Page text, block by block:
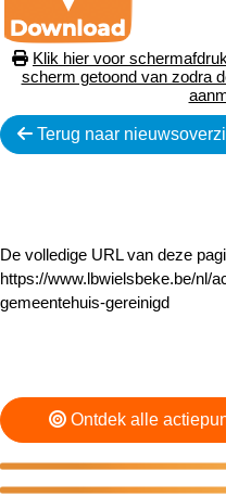
Klik hier voor
scherm getoond van zodra
Terug naar
De volledige URL van deze
https://www.lbwielsbeke.be/nl/
gemeentehuis-gereinigd
Ontdek alle